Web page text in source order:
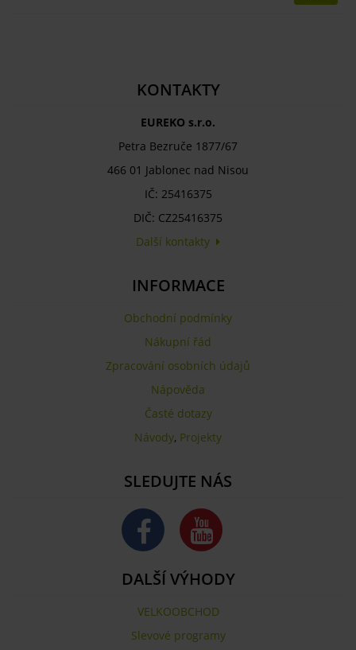
KONTAKTY
EUREKO s.r.o.
Petra Bezruče 1877/67
466 01 Jablonec nad Nisou
IČ: 25416375
DIČ: CZ25416375
Další kontakty
INFORMACE
Obchodní podmínky
Nákupní řád
Zpracování osobních údajů
Nápověda
Časté dotazy
Návody, Projekty
SLEDUJTE NÁS
DALŠÍ VÝHODY
VELKOOBCHOD
Slevové programy